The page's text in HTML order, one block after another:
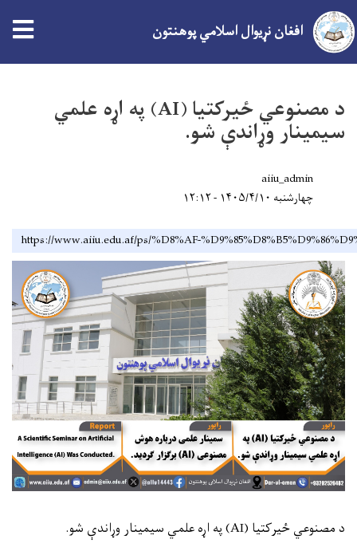
دانګل
افغان نړیوال اسلامي پوهنتون
د مصنوعي ځیرکتیا (AI) په اړه علمي
سیمینار وړاندې شو.
aiiu_admin
چهارشنبه ۱۴۰۵/۴/۱۰ - ۱۲:۱۲
https://www.aiiu.edu.af/ps/%D8%AF-
د مصنوعي ځیرکتیا (AI) په اړه علمي سیمینار وړاندې شو.